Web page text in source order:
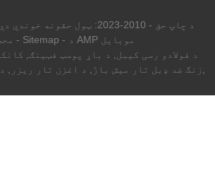
© د چاپ حق - 2010-2023: ټول حقونه خوندي دي.
- Sitemap -
د AMP موبایل
1x19 د فولادو رسی کیبل
د باړ پوسټ فټینګ
زنگ ضد ډبل تار میش باڑ
د اغزن تار ریزر